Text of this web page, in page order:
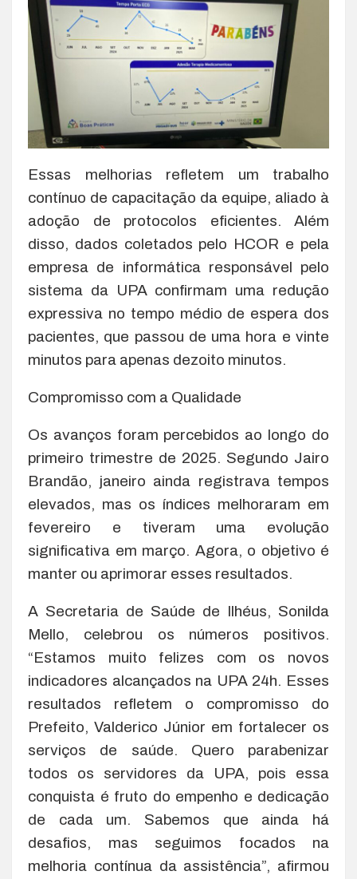
Essas melhorias refletem um trabalho
contínuo de capacitação da equipe, aliado à
adoção de protocolos eficientes. Além
disso, dados coletados pelo HCOR e pela
empresa de informática responsável pelo
sistema da UPA confirmam uma redução
expressiva no tempo médio de espera dos
pacientes, que passou de uma hora e vinte
minutos para apenas dezoito minutos.
Compromisso com a Qualidade
Os avanços foram percebidos ao longo do
primeiro trimestre de 2025. Segundo Jairo
Brandão, janeiro ainda registrava tempos
elevados, mas os índices melhoraram em
fevereiro e tiveram uma evolução
significativa em março. Agora, o objetivo é
manter ou aprimorar esses resultados.
A Secretaria de Saúde de Ilhéus, Sonilda
Mello, celebrou os números positivos.
“Estamos muito felizes com os novos
indicadores alcançados na UPA 24h. Esses
resultados refletem o compromisso do
Prefeito, Valderico Júnior em fortalecer os
serviços de saúde. Quero parabenizar
todos os servidores da UPA, pois essa
conquista é fruto do empenho e dedicação
de cada um. Sabemos que ainda há
desafios, mas seguimos focados na
melhoria contínua da assistência”, afirmou